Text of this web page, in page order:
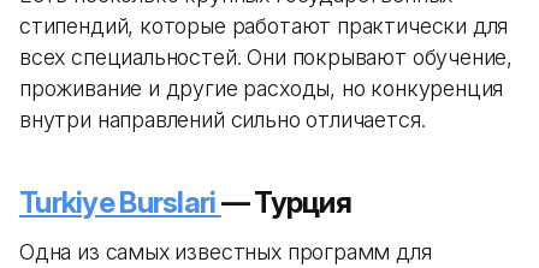
стипендий, которые работают практически для
всех специальностей. Они покрывают обучение,
проживание и другие расходы, но конкуренция
внутри направлений сильно отличается.
Turkiye Burslari— Турция
Одна из самых известных программ для